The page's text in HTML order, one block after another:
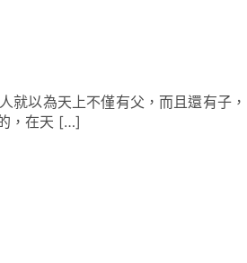
成分，他對耶穌甚是順服，
，在這以後，他心裏常常憂
在耶穌被抓走之後自己獨自
耶穌要釘十字架之時曾問耶
軟弱：彼得，我曾愛你，你
就以為天上不僅有父，而且還有子，
，在天 […]